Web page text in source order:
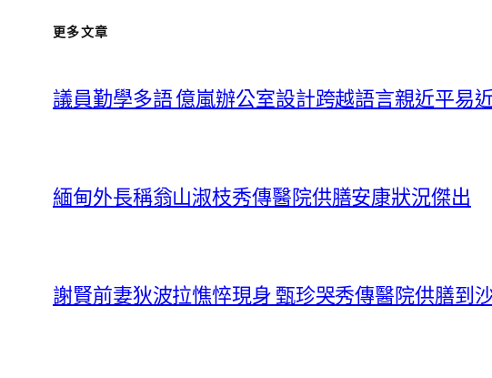
更多文章
議員勤學多語 億嵐辦公室設計跨越語言親近平易
緬甸外長稱翁山淑枝秀傳醫院供膳安康狀況傑出
謝賢前妻狄波拉憔悴現身 甄珍哭秀傳醫院供膳到